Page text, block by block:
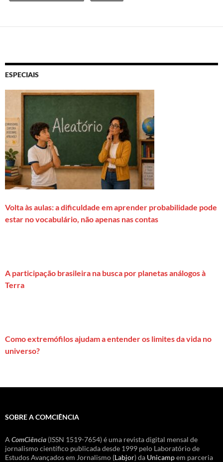
ESPECIAIS
Volta às aulas: a dificuldade em aprender probabilidade pode
estar no vocabulário, não apenas nas contas
A participação brasileira na busca por planetas análogos à
Terra
Como extremófilos ajudam a entender os limites da vida no
universo?
SOBRE A COMCIÊNCIA
A ComCiência (ISSN 1519-7654) é uma revista digital mensal de
jornalismo científico publicada desde 1999 pelo Laboratório de
Estudos Avançados em Jornalismo (Labjor) da Unicampem parceria